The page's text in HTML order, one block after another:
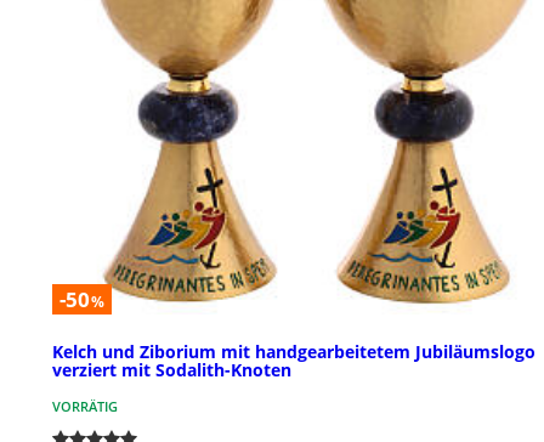
-50%
Kelch und Ziborium mit handgearbeitetem Jubiläumslogo
verziert mit Sodalith-Knoten
VORRÄTIG